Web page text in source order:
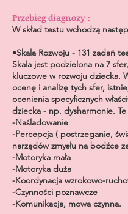
Przebieg diagnozy :
W skład testu wchodzą
•Skala Rozwoju - 131 zadań
Skala jest podzielona na 7
kluczowe w rozwoju dziecka.
ocenę i analizę tych sfer,
ocenienia specyficznych
dziecka - np. dysharmonie.
-Naśladowanie
-Percepcja ( postrzeganie,
narządów zmysłu na bodźce
-Motoryka mała
-Motoryka duża
-Koordynacja wzrokowo-
-Czynności poznawcze
-Komunikacja, mowa czynna.